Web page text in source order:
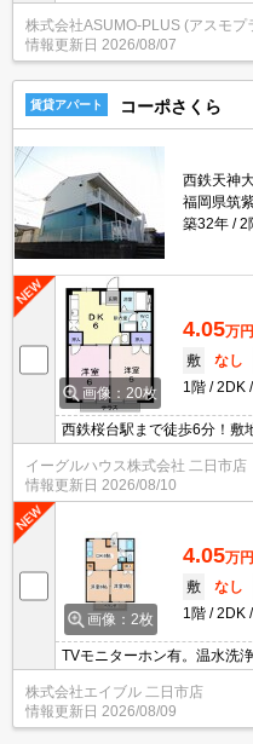
おります。収納はクロゼッ
れているので、衣類や日用
た時でも玄関を開けずに顔
ります。こちらのアパート
株式会社ASUMO-PLUS (アスモプ
情報更新日 2026/08/07
賃貸アパート コーポさくら
西鉄天神
福岡県筑
築32年
2
画像：20枚
4.05万円
敷
なし
1階
2DK
西鉄桜台駅まで徒歩6分！敷
イーグルハウス株式会社 二日市店
情報更新日 2026/08/10
画像：2枚
4.05万円
敷
なし
1階
2DK
TVモニターホン有。温水洗
ワー付独立洗面台。バス・
株式会社エイブル 二日市店
情報更新日 2026/08/09